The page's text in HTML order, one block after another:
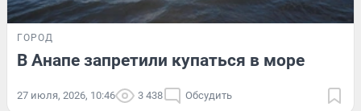
ГОРОД
В Анапе запретили купаться в море
27 июля, 2026, 10:46 3 438 Обсудить